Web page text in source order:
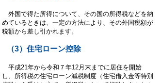
外国で得た所得について、その国の所得税などを納
めているときは、一定の方法により、その外国税額が
税額から差し引かれます。
（3）住宅ローン控除
平成21年から令和７年12月末までに居住を開始
し、所得税の住宅ローン減税制度（住宅借入金等特別